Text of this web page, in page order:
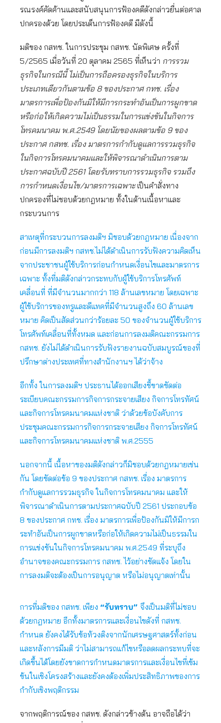
รณรงค์คัดค้านและสนับสนุนการฟ้องคดีดังกล่าวยื่นต่อศาล
ปกครองด้วย โดยประเด็นการฟ้องคดี มีดังนี้
มติของ กสทช. ในการประชุม กสทช. นัดพิเศษ ครั้งที่
5/2565 เมื่อวันที่ 20 ตุลาคม 2565 ที่เห็นว่า การรวม
ธุรกิจในกรณีนี้ ไม่เป็นการถือครองธุรกิจในบริการ
ประเภทเดียวกันตามข้อ 8 ของประกาศ กทช. เรื่อง
มาตรการเพื่อป้องกันมิให้มีการกระทำอันเป็นการผูกขาด
หรือก่อให้เกิดความไม่เป็นธรรมในการแข่งขันในกิจการ
โทรคมนาคม พ.ศ.2549 โดยนัยของผลตามข้อ 9 ของ
ประกาศ กสทช. เรื่อง มาตรการกำกับดูแลการรวมธุรกิจ
ในกิจการโทรคมนาคมและให้พิจารณาดำเนินการตาม
ประกาศฉบับปี2561 โดยรับทราบการรวมธุรกิจ รวมถึง
การกำหนดเงื่อนไข/มาตรการเฉพาะเป็นคำสั่งทาง
ปกครองที่ไม่ชอบด้วยกฎหมาย ทั้งในด้านเนื้อหาและ
กระบวนการ
สาเหตุที่กระบวนการลงมติฯ มิชอบด้วยกฎหมาย เนื่องจาก
ก่อนมีการลงมติฯ กสทช.ไม่ได้ดำเนินการรับฟังความคิดเห็น
จากประชาชนผู้ใช้บริการก่อนกำหนดเงื่อนไขและมาตรการ
เฉพาะ ทั้งที่มติดังกล่าวกระทบกับผู้ใช้บริการโทรศัพท์
เคลื่อนที่ ที่มีจำนวนมากกว่า 118 ล้านเลขหมาย โดยเฉพาะ
ผู้ใช้บริการของทรูและดีแทคที่มีจำนวนสูงถึง 60 ล้านเลข
หมาย คิดเป็นสัดส่วนกว่าร้อยละ 50 ของจำนวนผู้ใช้บริการ
โทรศัพท์เคลื่อนที่ทั้งหมด และก่อนการลงมติคณะกรรมการ
กสทช. ยังไม่ได้ดำเนินการรับฟังรายงานฉบับสมบูรณ์ของที่
ปรึกษาต่างประเทศที่ทางสำนักงานฯ ได้ว่าจ้าง
อีกทั้ง ในการลงมติฯ ประธานได้ออกเสียงชี้ขาดขัดต่อ
ระเบียบคณะกรรมการกิจการกระจายเสียง กิจการโทรทัศน์
และกิจการโทรคมนาคมแห่งชาติ ว่าด้วยข้อบังคับการ
ประชุมคณะกรรมการกิจการกระจายเสียง กิจการโทรทัศน์
และกิจการโทรคมนาคมแห่งชาติ พ.ศ.2555
นอกจากนี้ เนื้อหาของมติดังกล่าวก็มิชอบด้วยกฎหมายเช่น
กัน โดยขัดต่อข้อ 9 ของประกาศ กสทช. เรื่อง มาตรการ
กำกับดูแลการรวมธุรกิจ ในกิจการโทรคมนาคม และให้
พิจารณาดำเนินการตามประกาศฉบับปี 2561 ประกอบข้อ
8 ของประกาศ กทช. เรื่อง มาตรการเพื่อป้องกันมิให้มีการก
ระทำอันเป็นการผูกขาดหรือก่อให้เกิดความไม่เป็นธรรมใน
การแข่งขันในกิจการโทรคมนาคม พ.ศ.2549 ที่ระบุถึง
อำนาจของคณะกรรมการ กสทช. ไว้อย่างชัดแจ้ง โดยใน
การลงมติจะต้องเป็นการอนุญาต หรือไม่อนุญาตเท่านั้น
การที่มติของ กสทช. เพียง “รับทราบ” จึงเป็นมติที่ไม่ชอบ
ด้วยกฎหมาย อีกทั้งมาตรการและเงื่อนไขดังที่ กสทช.
กำหนด ยังคงได้รับข้อท้วงติงจากนักเศรษฐศาสตร์ทั้งก่อน
และหลังการมีมติ ว่าไม่สามารถแก้ไขหรือลดผลกระทบที่จะ
เกิดขึ้นได้โดยยังขาดการกำหนดมาตรการและเงื่อนไขที่เข้ม
ข้นในเชิงโครงสร้างและยังคงต้องเพิ่มประสิทธิภาพของการ
กำกับเชิงพฤติกรรม
จากพฤติการณ์ของ กสทช. ดังกล่าวข้างต้น อาจถือได้ว่า